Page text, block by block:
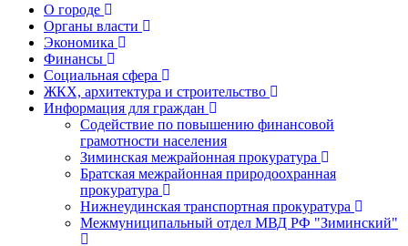
О городе
Органы власти
Экономика
Финансы
Социальная сфера
ЖКХ, архитектура и строительство
Информация для граждан
Содействие по повышению финансовой
грамотности населения
Зиминская межрайонная прокуратура
Братская межрайонная природоохранная
прокуратура
Нижнеудинская транспортная прокуратура
Межмуниципальный отдел МВД РФ "Зиминский"